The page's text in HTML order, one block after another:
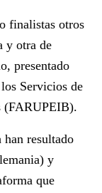
finalistas otros
y otra de
presentado
Servicios de
(FARUPEIB).
resultado
y
que